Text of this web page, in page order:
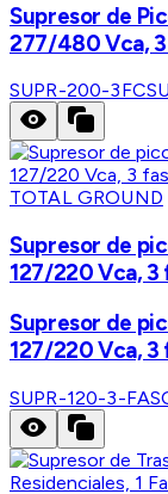
Supresor de
277/480 Vca, 3
SUPR-200-3FC
TOTAL GROUND
Supresor de
127/220 Vca, 3
Supresor de
127/220 Vca, 3
SUPR-120-3-